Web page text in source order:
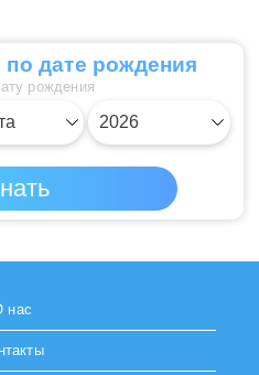
дате рождения
рождения
нас